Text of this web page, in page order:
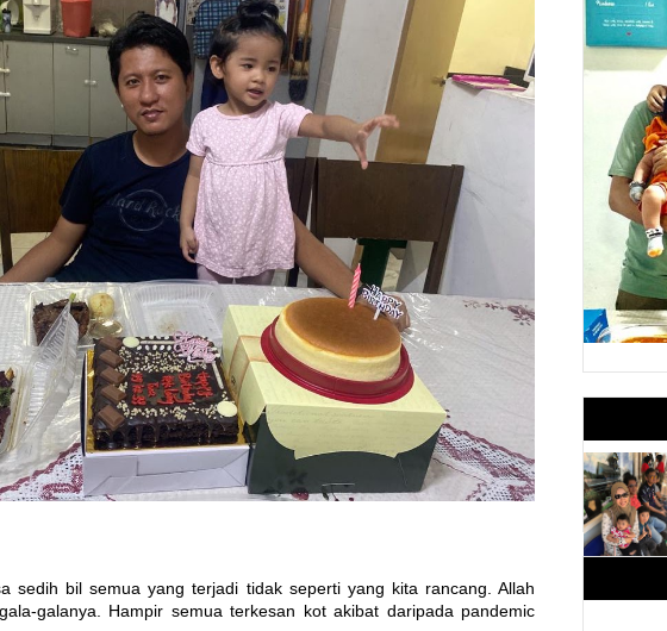
sedih bil semua yang terjadi tidak seperti yang kita rancang. Allah
galanya. Hampir semua terkesan kot akibat daripada pandemic